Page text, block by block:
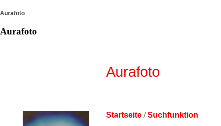
Aurafoto
Aurafoto
Aurafoto
Startseite /Suchfunktion